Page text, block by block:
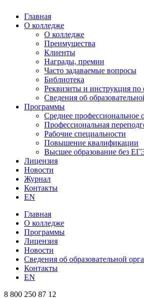
Главная
О колледже
О колледже
Преимущества
Клиенты
Награды, премии
Часто задаваемые вопросы
Библиотека
Реквизиты и инструкция по
Сведения об
Программы
Среднее профессиональное
Профессиональная
Рабочие специальности
Повышение квалификации
Высшее образование без
Лицензия
Новости
Журнал
Контакты
EN
Главная
О колледже
Программы
Лицензия
Новости
Сведения об образовательной
Контакты
EN
8 800 250 87 12